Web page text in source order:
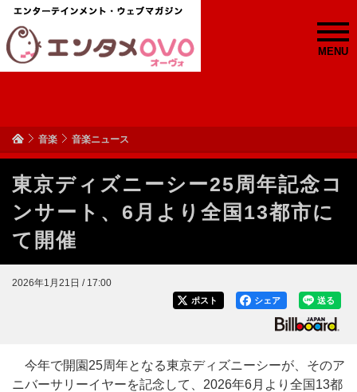
MENU
音楽 音楽ニュース
東京ディズニーシー25周年記念コ
ンサート、6月より全国13都市に
て開催
2026年1月21日 / 17:00
送る
シェア
ポスト
今年で開園25周年となる東京ディズニーシーが、そのア
ニバーサリーイヤーを記念して、2026年6月より全国13都